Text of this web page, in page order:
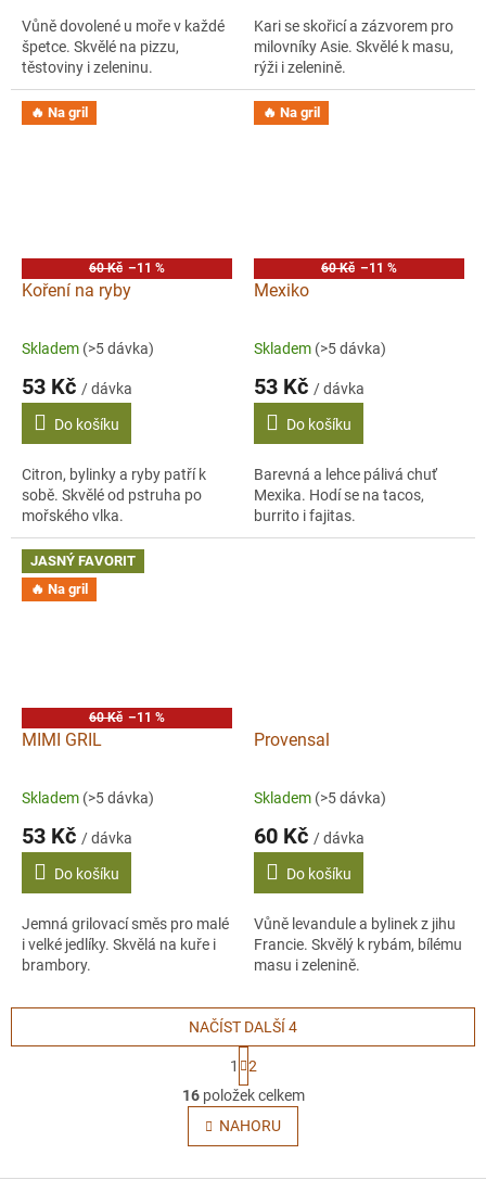
Vůně dovolené u moře v každé
špetce. Skvělé na pizzu,
těstoviny i zeleninu.
Kari se skořicí a zázvorem pro
milovníky Asie. Skvělé k masu,
rýži i zelenině.
🔥 Na gril
60 Kč –11 %
Koření na ryby
Skladem (>5 dávka)
53 Kč / dávka
Do košíku
Citron, bylinky a ryby patří k
sobě. Skvělé od pstruha po
mořského vlka.
🔥 Na gril
60 Kč –11 %
Mexiko
Skladem (>5 dávka)
53 Kč / dávka
Do košíku
Barevná a lehce pálivá chuť
Mexika. Hodí se na tacos,
burrito i fajitas.
JASNÝ FAVORIT
🔥 Na gril
60 Kč –11 %
MIMI GRIL
Skladem (>5 dávka)
53 Kč / dávka
Do košíku
Jemná grilovací směs pro malé
i velké jedlíky. Skvělá na kuře i
brambory.
Provensal
Skladem (>5 dávka)
60 Kč / dávka
Do košíku
Vůně levandule a bylinek z jihu
Francie. Skvělý k rybám, bílému
masu i zelenině.
O
v
l
á
NAČÍST DALŠÍ 4
t
r
á
n
k
1
2
16položek celkem
NAHORU